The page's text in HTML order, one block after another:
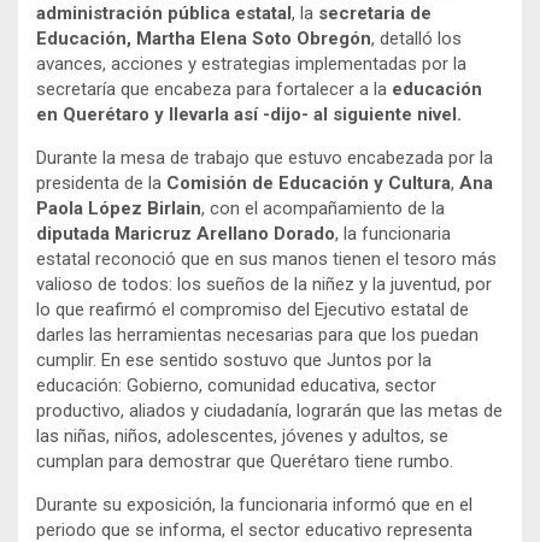
administración pública estatal, la secretaria de
Educación, Martha Elena Soto Obregón, detalló los
avances, acciones y estrategias implementadas por la
secretaría que encabeza para fortalecer a la educación
en Querétaro y llevarla así -dijo- al siguiente nivel.
Durante la mesa de trabajo que estuvo encabezada por la
presidenta de la Comisión de Educación y Cultura, Ana
Paola López Birlain, con el acompañamiento de la
diputada Maricruz Arellano Dorado, la funcionaria
estatal reconoció que en sus manos tienen el tesoro más
valioso de todos: los sueños de la niñez y la juventud, por
lo que reafirmó el compromiso del Ejecutivo estatal de
darles las herramientas necesarias para que los puedan
cumplir. En ese sentido sostuvo que Juntos por la
educación: Gobierno, comunidad educativa, sector
productivo, aliados y ciudadanía, lograrán que las metas de
las niñas, niños, adolescentes, jóvenes y adultos, se
cumplan para demostrar que Querétaro tiene rumbo.
Durante su exposición, la funcionaria informó que en el
periodo que se informa, el sector educativo representa